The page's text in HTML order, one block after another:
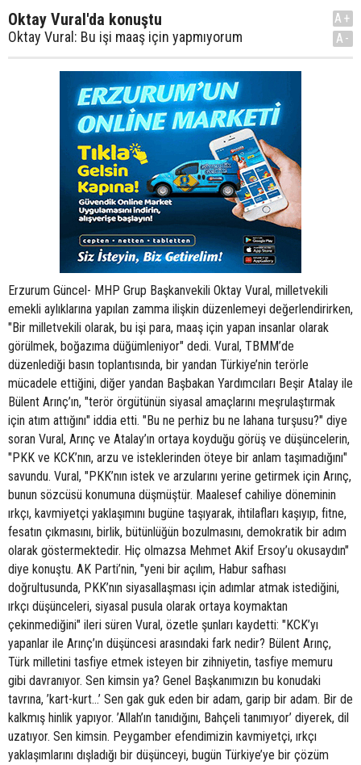
Oktay Vural'da konuştu
Oktay Vural: Bu işi maaş için yapmıyorum
A+
A-
Erzurum Güncel- MHP Grup Başkanvekili Oktay Vural, milletvekili
emekli aylıklarına yapılan zamma ilişkin düzenlemeyi değerlendirirken,
"Bir milletvekili olarak, bu işi para, maaş için yapan insanlar olarak
görülmek, boğazıma düğümleniyor" dedi. Vural, TBMM’de
düzenlediği basın toplantısında, bir yandan Türkiye’nin terörle
mücadele ettiğini, diğer yandan Başbakan Yardımcıları Beşir Atalay ile
Bülent Arınç’ın, "terör örgütünün siyasal amaçlarını meşrulaştırmak
için atım attığını" iddia etti. "Bu ne perhiz bu ne lahana turşusu?" diye
soran Vural, Arınç ve Atalay’ın ortaya koyduğu görüş ve düşüncelerin,
"PKK ve KCK’nın, arzu ve isteklerinden öteye bir anlam taşımadığını"
savundu. Vural, "PKK’nın istek ve arzularını yerine getirmek için Arınç,
bunun sözcüsü konumuna düşmüştür. Maalesef cahiliye döneminin
ırkçı, kavmiyetçi yaklaşımını bugüne taşıyarak, ihtilafları kaşıyıp, fitne,
fesatın çıkmasını, birlik, bütünlüğün bozulmasını, demokratik bir adım
olarak göstermektedir. Hiç olmazsa Mehmet Akif Ersoy’u okusaydın"
diye konuştu. AK Parti’nin, "yeni bir açılım, Habur safhası
doğrultusunda, PKK’nın siyasallaşması için adımlar atmak istediğini,
ırkçı düşünceleri, siyasal pusula olarak ortaya koymaktan
çekinmediğini" ileri süren Vural, özetle şunları kaydetti: "KCK’yı
yapanlar ile Arınç’ın düşüncesi arasındaki fark nedir? Bülent Arınç,
Türk milletini tasfiye etmek isteyen bir zihniyetin, tasfiye memuru
gibi davranıyor. Sen kimsin ya? Genel Başkanımızın bu konudaki
tavrına, ’kart-kurt...’ Sen gak guk eden bir adam, garip bir adam. Bir de
kalkmış hinlik yapıyor. ’Allah’ın tanıdığını, Bahçeli tanımıyor’ diyerek, dil
uzatıyor. Sen kimsin. Peygamber efendimizin kavmiyetçi, ırkçı
yaklaşımlarını dışladığı bir düşünceyi, bugün Türkiye’ye bir çözüm